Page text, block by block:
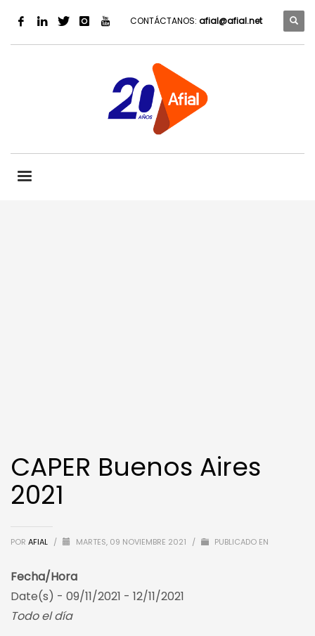
CONTÁCTANOS: afial@afial.net
CAPER Buenos Aires
2021
POR AFIAL / MARTES, 09 NOVIEMBRE 2021 / PUBLICADO EN
Fecha/Hora
Date(s) - 09/11/2021 - 12/11/2021
Todo el día